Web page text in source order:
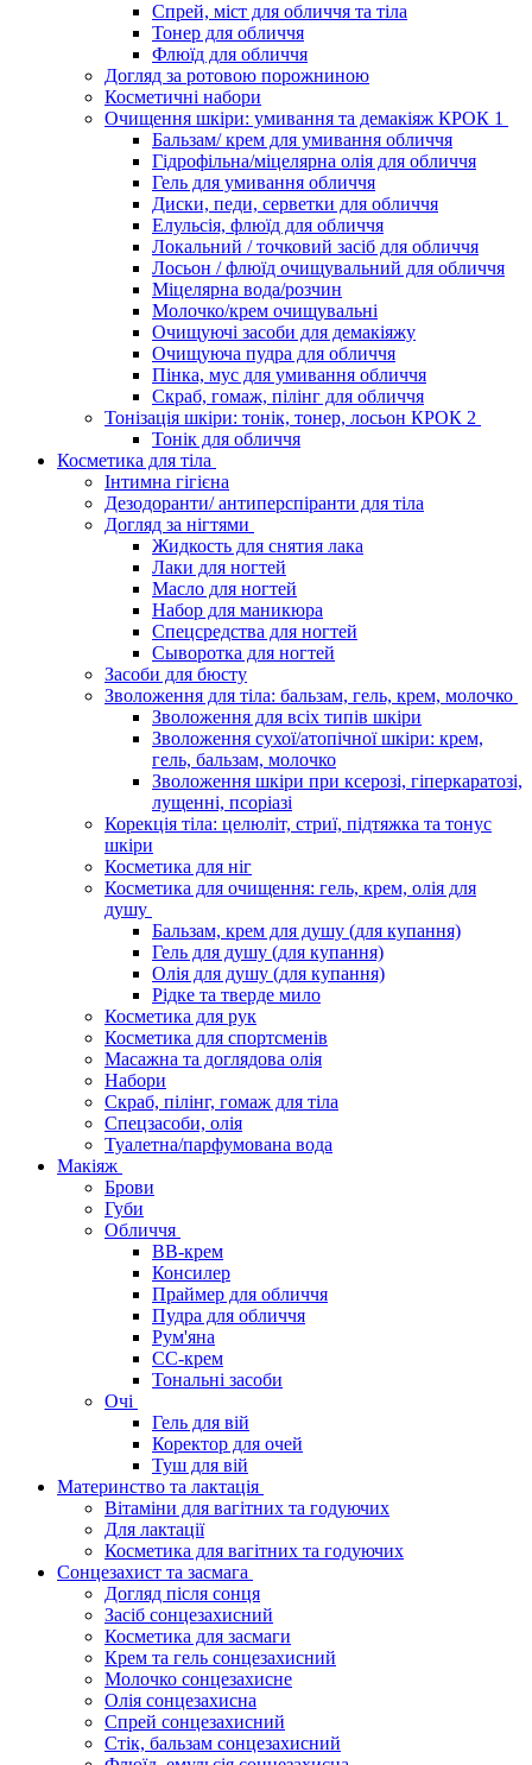
Спрей, міст для обличчя та тіла
Тонер для обличчя
Флюїд для обличчя
Догляд за ротовою порожниною
Косметичні набори
Очищення шкіри: умивання та демакіяж КРОК 1
Бальзам/ крем для умивання обличчя
Гідрофільна/міцелярна олія для обличчя
Гель для умивання обличчя
Диски, педи, серветки для обличчя
Елульсія, флюїд для обличчя
Локальний / точковий засіб для обличчя
Лосьон / флюїд очищувальний для обличчя
Міцелярна вода/розчин
Молочко/крем очищувальні
Очищуючі засоби для демакіяжу
Очищуюча пудра для обличчя
Пінка, мус для умивання обличчя
Скраб, гомаж, пілінг для обличчя
Тонізація шкіри: тонік, тонер, лосьон КРОК 2
Тонік для обличчя
Косметика для тіла
Інтимна гігієна
Дезодоранти/ антиперспіранти для тіла
Догляд за нігтями
Жидкость для снятия лака
Лаки для ногтей
Масло для ногтей
Набор для маникюра
Спецсредства для ногтей
Сыворотка для ногтей
Засоби для бюсту
Зволоження для тіла: бальзам, гель, крем, молочко
Зволоження для всіх типів шкіри
Зволоження сухої/атопічної шкіри: крем,
гель, бальзам, молочко
Зволоження шкіри при ксерозі, гіперкаратозі,
лущенні, псоріазі
Корекція тіла: целюліт, стриї, підтяжка та тонус
шкіри
Косметика для ніг
Косметика для очищення: гель, крем, олія для
душу
Бальзам, крем для душу (для купання)
Гель для душу (для купання)
Олія для душу (для купання)
Рідке та тверде мило
Косметика для рук
Косметика для спортсменів
Масажна та доглядова олія
Набори
Скраб, пілінг, гомаж для тіла
Спецзасоби, олія
Туалетна/парфумована вода
Макіяж
Брови
Губи
Обличчя
BB-крем
Консилер
Праймер для обличчя
Пудра для обличчя
Рум'яна
СС-крем
Тональні засоби
Очі
Гель для вій
Коректор для очей
Туш для вій
Материнство та лактація
Вітаміни для вагітних та годуючих
Для лактації
Косметика для вагітних та годуючих
Сонцезахист та засмага
Догляд після сонця
Засіб сонцезахисний
Косметика для засмаги
Крем та гель сонцезахисний
Молочко сонцезахисне
Олія сонцезахисна
Спрей сонцезахисний
Стік, бальзам сонцезахисний